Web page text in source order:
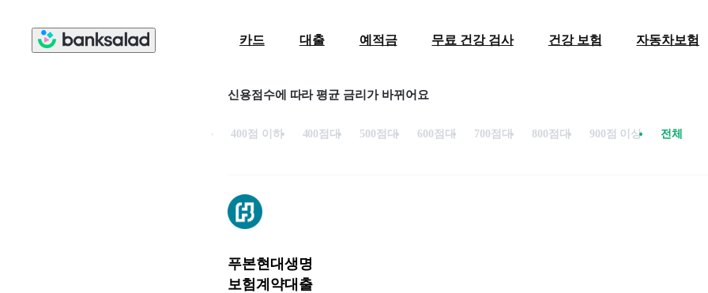
카드 대출 예적금 무료 건강 검사 건강 보험 자동차보험
신용점수에 따라 평균 금리가 바뀌어요
400점 이하 400점대 500점대 600점대 700점대 800점대 900점 이상 전체
푸본현대생명
보험계약대출